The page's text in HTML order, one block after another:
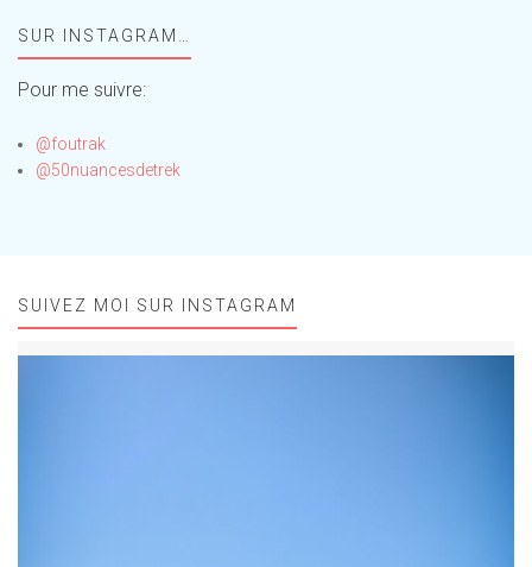
!SUR INSTAGRAM…
Pour me suivre:
@foutrak
@50nuancesdetrek
SUIVEZ MOI SUR INSTAGRAM